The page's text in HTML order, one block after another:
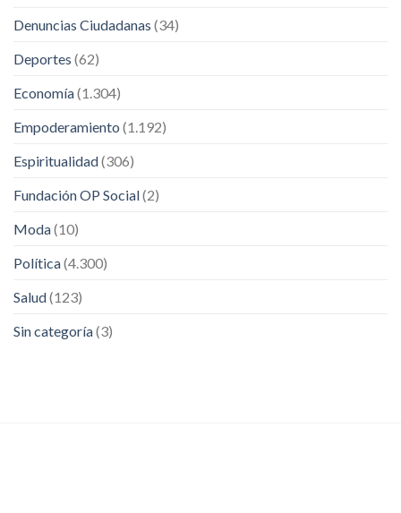
Denuncias Ciudadanas (34)
Deportes (62)
Economía(1.304)
Empoderamiento (1.192)
Espiritualidad(306)
Fundación OP Social(2)
Moda(10)
Política(4.300)
Salud(123)
Sin categoría(3)